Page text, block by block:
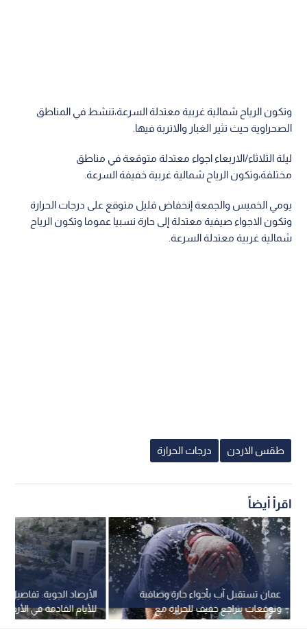
وتكون الرياح شمالية غربية معتدلة السرعة،تنشط في المناطق
الصحراوية حيث تثير الغبار والاتربة فيها.
ليلة الثلاثاء/الاربعاء اجواء معتدلة متوقعة في مناطق
مختلفة،وتكون الرياح شمالية غربية خفيفة السرعة.
يومي الخميس والجمعة إنخفاض قليل متوقع على درجات الحرارة
وتكون الاجواء صيفية معتدلة إلى حارة نسبيا عموما وتكون الرياح
شمالية غربية معتدلة السرعة.
طقس الاردن درجات الحرارة
اقرأ أيضاً
الأرصاد الجوية:
للأيام القادمة في الأردن
عمان تستقبل آب بأجواء حارة وصافية
وتوقعات بتراجع خفيف للحرارة مع
بداية الأسبوع